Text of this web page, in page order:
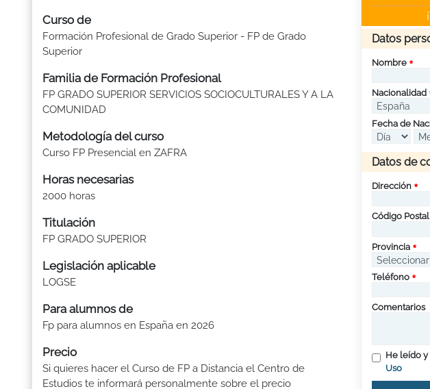
Curso de
Formación Profesional de Grado Superior - FP de Grado
Superior
Familia de Formación Profesional
FP GRADO SUPERIOR SERVICIOS SOCIOCULTURALES Y A LA
COMUNIDAD
Metodología del curso
Curso FP Presencial en ZAFRA
Horas necesarias
2000 horas
Titulación
FP GRADO SUPERIOR
Legislación aplicable
LOGSE
Para alumnos de
Fp para alumnos en España en 2026
Precio
Si quieres hacer el Curso de FP a Distancia el Centro de
Estudios te informará personalmente sobre el precio
Datos
Nombre
Nacionalidad
Fecha de
Datos de
Dirección
Código Postal
Provincia
Teléfono
Comentarios
He leído
Uso